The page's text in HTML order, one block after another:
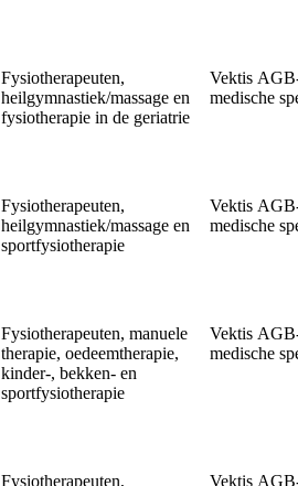
Fysiotherapeuten,
heilgymnastiek/massage en
fysiotherapie in de geriatrie
Vektis
medische
Fysiotherapeuten,
heilgymnastiek/massage en
sportfysiotherapie
Vektis
medische
Fysiotherapeuten, manuele
therapie, oedeemtherapie,
kinder-, bekken- en
sportfysiotherapie
Vektis
medische
Fysiotherapeuten,
Vektis